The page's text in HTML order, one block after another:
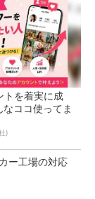
トを着実に成
ココ使ってま
)
ー工場の対応